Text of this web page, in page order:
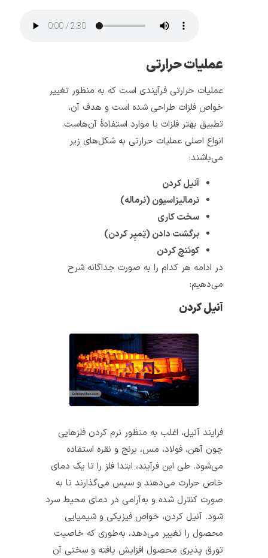
عملیات حرارتی
عملیات حرارتی فرآیندی است که به‌ منظور تغییر
خواص فلزات طراحی شده است و هدف آن،
تطبیق بهتر فلزات با موارد استفادهٔ آن‌هاست.
انواع اصلی عملیات حرارتی به شکل‌های زیر
آنیل کردن
نرمالیزاسیون (نرماله)
سخت کاری
برگشت دادن (تِمپِر کردن)
کوئنچ کردن
در ادامه هر کدام را به صورت جداگانه شرح
آنیل کردن
فرایند آنیل، اغلب به ‌منظور نرم کردن فلزهایی
چون آهن، فولاد، مس، برنج و نقره استفاده
می‌شود. طی این فرآیند، ابتدا فلز را تا یک دمای
خاص حرارت می‌دهند و سپس می‌گذارند تا به‌
صورت کنترل شده و به‌آرامی در دمای محیط سرد
شود. آنیل کردن، خواص فیزیکی و شیمیایی
محصول را تغییر می‌دهد، به‌طوری که خاصیت
تورق پذیری محصول افزایش یافته و سختی آن